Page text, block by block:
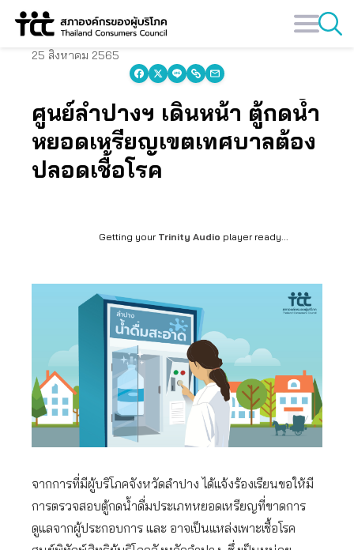
Skip
25 สิงหาคม 2565
ศูนย์ลำปางฯ เดินหน้า ตู้กดน้ำ
หยอดเหรียญเขตเทศบาลต้อง
ปลอดเชื้อโรค
Getting your Trinity Audio player ready...
จากการที่มีผู้บริโภคจังหวัดลำปาง ได้แจ้งร้องเรียนขอให้มี
การตรวจสอบตู้กดน้ำดื่มประเภทหยอดเหรียญที่ขาดการ
ดูแลจากผู้ประกอบการ และ อาจเป็นแหล่งเพาะเชื้อโรค